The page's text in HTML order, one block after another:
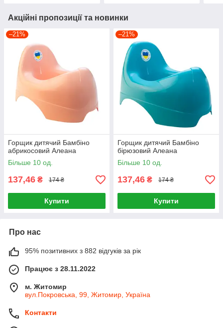
Акційні пропозиції та новинки
–21%
Горщик дитячий Бамбіно
абрикосовий Алеана
Більше 10 од.
137,46 ₴ 174 ₴
Купити
–21%
Горщик дитячий Бамбіно
бірюзовий Алеана
Більше 10 од.
137,46 ₴ 174 ₴
Купити
Про нас
95% позитивних з 882 відгуків за рік
Працює з 28.11.2022
м. Житомир
вул.Покровська, 99, Житомир, Україна
Контакти